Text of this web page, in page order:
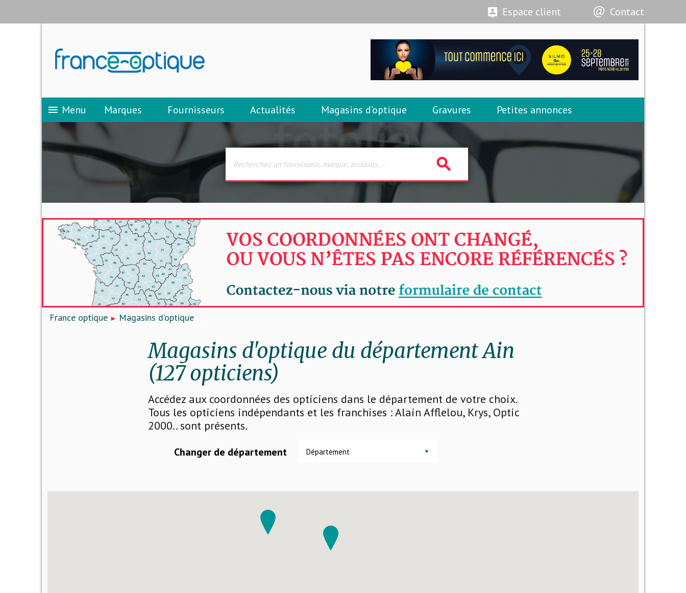
Espace client Contact
menu Menu Marques Fournisseurs Actualités Magasins d’optique Gravures Petites annonces
search
France optique Magasins d'optique
Magasins d'optique du département Ain
(127 opticiens)
Accédez aux coordonnées des opticiens dans le département de votre choix.
Tous les opticiens indépendants et les franchises : Alain Afflelou, Krys, Optic
2000.. sont présents.
Changer de département Département